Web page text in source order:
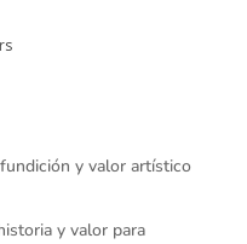
y valor artístico
y valor para